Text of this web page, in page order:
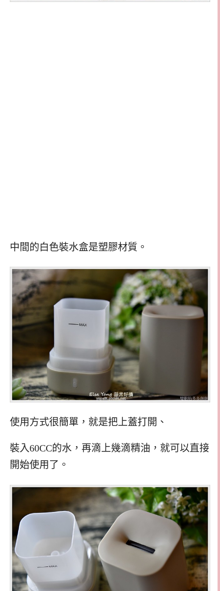
中間的白色裝水盒是塑膠材質。
使用方式很簡單，就是把上蓋打開、
裝入60CC的水，再滴上幾滴精油，就可以直接
開始使用了。